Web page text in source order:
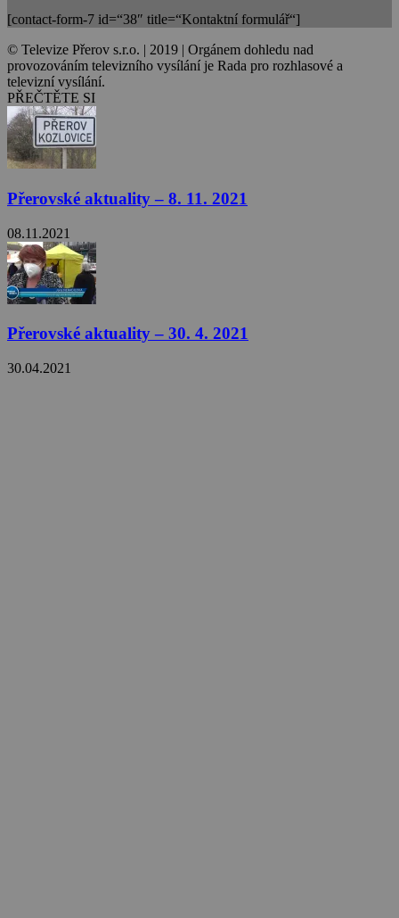
[contact-form-7 id=“38″ title=“Kontaktní formulář“]
© Televize Přerov s.r.o. | 2019 | Orgánem dohledu nad
provozováním televizního vysílání je Rada pro rozhlasové a
televizní vysílání.
PŘEČTĚTE SI
Přerovské aktuality – 8. 11. 2021
08.11.2021
Přerovské aktuality – 30. 4. 2021
30.04.2021